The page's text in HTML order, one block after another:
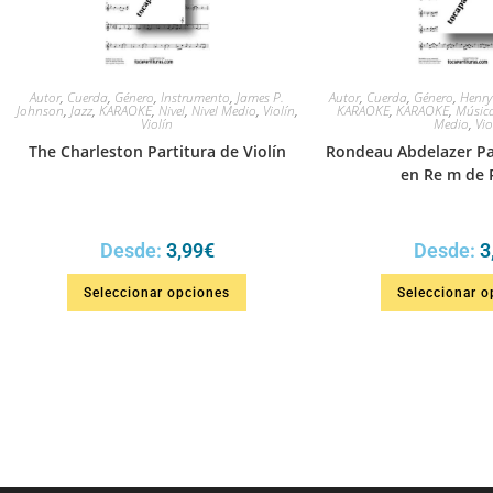
Autor, Cuerda, Género, Instrumento, James P.
Johnson, Jazz, KARAOKE,Nivel, Nivel Medio, Violín,
Violín
The Charleston Partitura de Violín
Desde: 3,99€
Seleccionar opciones
Autor, Cuerda, Género,
KARAOKE, KARAOKE,
Medio,
Rondeau Abdelazer
en Re m de
Desde:
Seleccionar